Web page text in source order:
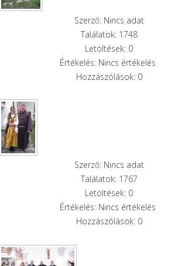
Szerző: Nincs adat
Találatok: 1748
Letöltések: 0
Értékelés: Nincs értékelés
Hozzászólások: 0
Szerző: Nincs adat
Találatok: 1767
Letöltések: 0
Értékelés: Nincs értékelés
Hozzászólások: 0